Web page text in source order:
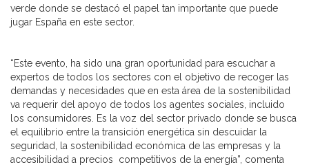
verde donde se destacó el papel tan importante que puede
jugar España en este sector.
“Este evento, ha sido una gran oportunidad para escuchar a
expertos de todos los sectores con el objetivo de recoger las
demandas y necesidades que en esta área de la sostenibilidad
va requerir del apoyo de todos los agentes sociales, incluido
los consumidores. Es la voz del sector privado donde se busca
el equilibrio entre la transición energética sin descuidar la
seguridad, la sostenibilidad económica de las empresas y la
accesibilidad a precios competitivos de la energía”, comenta